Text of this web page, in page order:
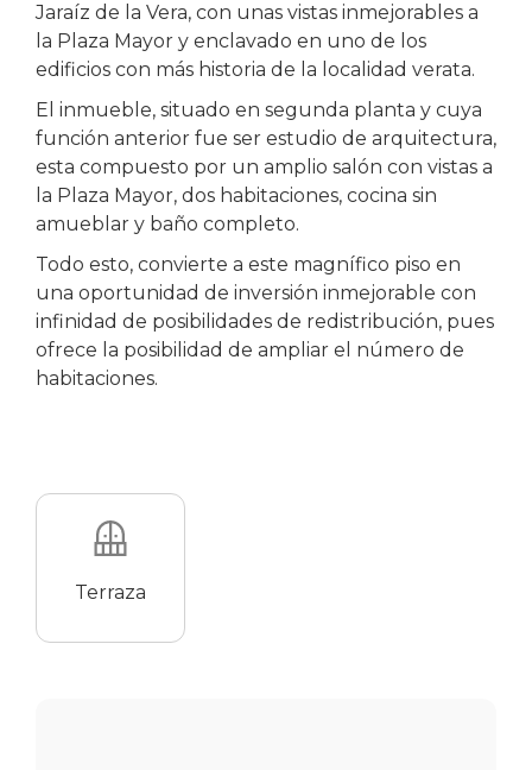
Jaraíz de la Vera, con unas vistas inmejorables a
la Plaza Mayor y enclavado en uno de los
edificios con más historia de la localidad verata.
El inmueble, situado en segunda planta y cuya
función anterior fue ser estudio de arquitectura,
esta compuesto por un amplio salón con vistas a
la Plaza Mayor, dos habitaciones, cocina sin
amueblar y baño completo.
Todo esto, convierte a este magnífico piso en
una oportunidad de inversión inmejorable con
infinidad de posibilidades de redistribución, pues
ofrece la posibilidad de ampliar el número de
habitaciones.
Terraza